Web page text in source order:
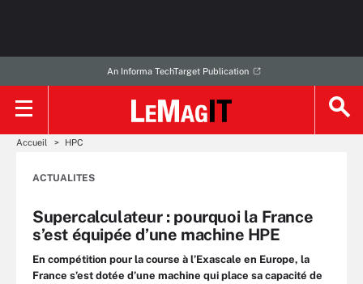
An Informa TechTarget Publication
Accueil HPC
ACTUALITES
Supercalculateur : pourquoi la France
s’est équipée d’une machine HPE
En compétition pour la course à l’Exascale en Europe, la
France s’est dotée d’une machine qui place sa capacité de